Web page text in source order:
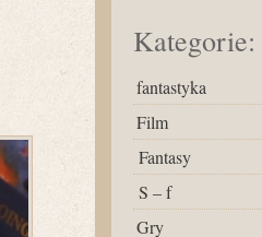
Kategorie:
fantastyka
Film
Fantasy
S – f
Gry